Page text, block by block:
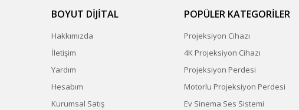
BOYUT DİJİTAL
Hakkımızda
İletişim
Yardım
Hesabım
Kurumsal Satış
POPÜLER KATEGORİLER
Projeksiyon Cihazı
4K Projeksiyon Cihazı
Projeksiyon Perdesi
Motorlu Projeksiyon Perdesi
Ev Sinema Ses Sistemi